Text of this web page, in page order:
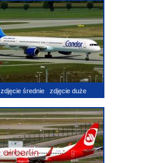
zdjęcie średnie zdjęcie duże